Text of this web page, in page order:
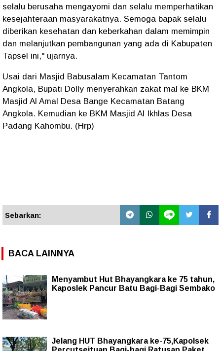
selalu berusaha mengayomi dan selalu memperhatikan
kesejahteraan masyarakatnya. Semoga bapak selalu
diberikan kesehatan dan keberkahan dalam memimpin
dan melanjutkan pembangunan yang ada di Kabupaten
Tapsel ini," ujarnya.
Usai dari Masjid Babusalam Kecamatan Tantom
Angkola, Bupati Dolly menyerahkan zakat mal ke BKM
Masjid Al Amal Desa Bange Kecamatan Batang
Angkola. Kemudian ke BKM Masjid Al Ikhlas Desa
Padang Kahombu. (Hrp)
Sebarkan:
BACA LAINNYA
Menyambut Hut Bhayangkara ke 75 tahun,
Kaposlek Pancur Batu Bagi-Bagi Sembako
Jelang HUT Bhayangkara ke-75,Kapolsek